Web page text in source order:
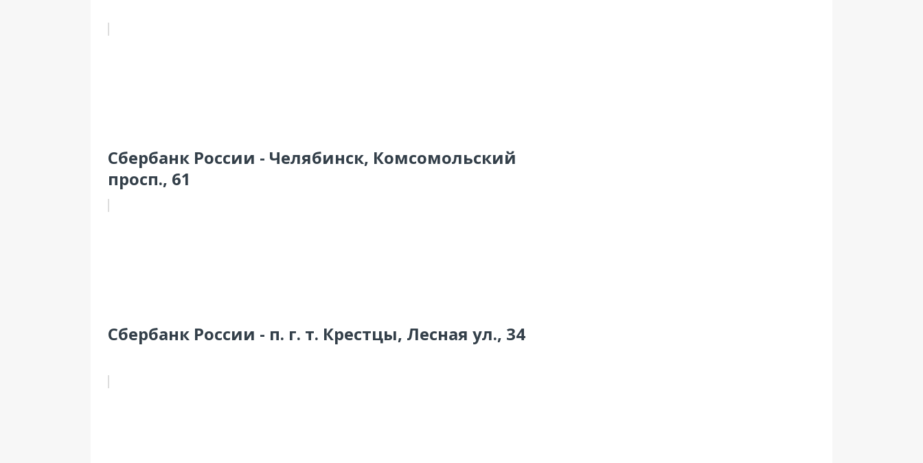
Сбербанк России - Челябинск, Комсомольский
просп., 61
Сбербанк России - п. г. т. Крестцы, Лесная ул., 34